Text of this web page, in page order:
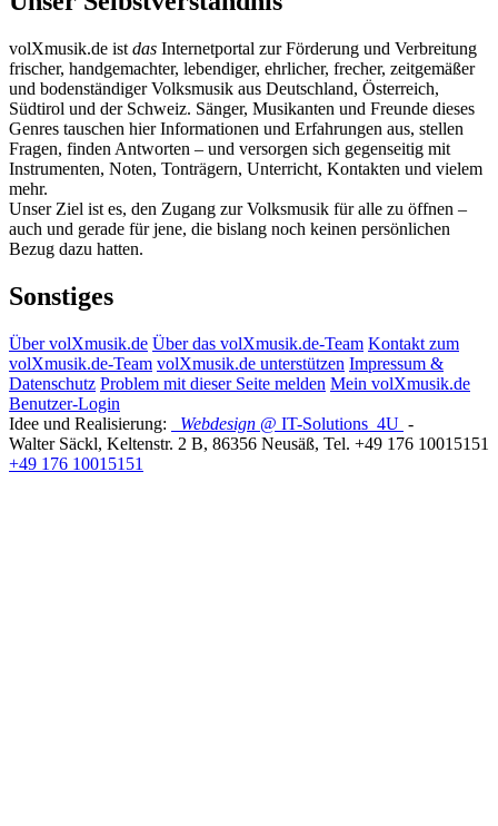
volXmusik.de ist das Internetportal zur Förderung und Verbreitung
frischer, handgemachter, lebendiger, ehrlicher, frecher, zeitgemäßer
und bodenständiger Volksmusik aus Deutschland, Österreich,
Südtirol und der Schweiz. Sänger, Musikanten und Freunde dieses
Genres tauschen hier Informationen und Erfahrungen aus, stellen
Fragen, finden Antworten – und versorgen sich gegenseitig mit
Instrumenten, Noten, Tonträgern, Unterricht, Kontakten und vielem
mehr.
Unser Ziel ist es, den Zugang zur Volksmusik für alle zu öffnen –
auch und gerade für jene, die bislang noch keinen persönlichen
Bezug dazu hatten.
Sonstiges
Über volXmusik.de Über das volXmusik.de-Team Kontakt zum
volXmusik.de-Team volXmusik.de unterstützen Impressum &
Datenschutz Problem mit dieser Seite melden Mein volXmusik.de
Benutzer-Login
Idee und Realisierung:
Webdesign @ IT-Solutions 4U -
Walter Säckl, Keltenstr. 2 B, 86356 Neusäß, Tel. +49 176 10015151
+49 176 10015151